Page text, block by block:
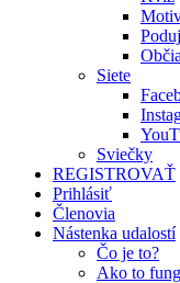
Siete
Sviečky
REGISTROVAŤ
Prihlásiť
Členovia
Nástenka udalostí
Čo je to?
Ako to